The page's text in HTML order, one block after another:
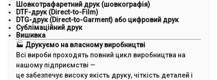
Шовкотрафаретний друк (шовкографія)
DTF-друк (Direct-to-Film)
DTG-друк (Direct-to-Garment) або цифровий друк
Сублімаційний друк
Вишивка
🏭 Друкуємо на власному виробництві
Всі вироби проходять повний цикл виробництва на
нашому підприємстві —
це забезпечує високу якість друку, чіткість деталей і